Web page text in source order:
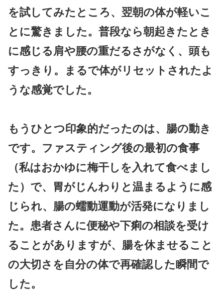
を試してみたところ、翌朝の体が軽いこ
とに驚きました。普段なら朝起きたとき
に感じる肩や腰の重だるさがなく、頭も
すっきり。まるで体がリセットされたよ
うな感覚でした。
もうひとつ印象的だったのは、腸の動き
です。ファスティング後の最初の食事
（私はおかゆに梅干しを入れて食べまし
た）で、胃がじんわりと温まるように感
じられ、腸の蠕動運動が活発になりまし
た。患者さんに便秘や下痢の相談を受け
ることがありますが、腸を休ませること
の大切さを自分の体で再確認した瞬間で
した。